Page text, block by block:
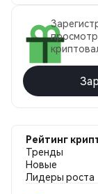
Рейтинг
Тренды
Новые
Лидеры роста